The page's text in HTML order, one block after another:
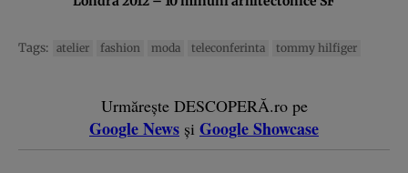
Tags: atelier fashion moda teleconferinta tommy hilfiger
Urmărește DESCOPERĂ.ro pe
Google News și Google Showcase